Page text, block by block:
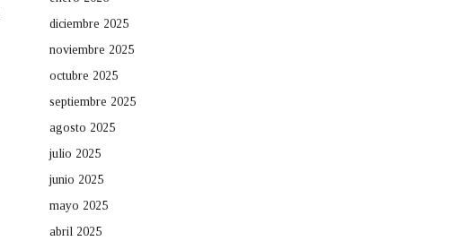
diciembre 2025
noviembre 2025
octubre 2025
septiembre 2025
agosto 2025
julio 2025
junio 2025
mayo 2025
abril 2025